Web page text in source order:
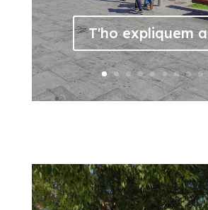
T'ho expliquem